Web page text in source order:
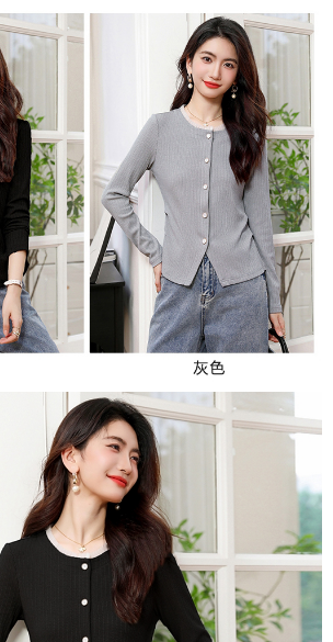
有限公司提供之「AFTEE先享後付」服務完成之交
圍內提供個人資料，並將交易相關給付款項請求債
限公司。
宜，請瀏覽以下網址：
先徵得法定代理人或監護人之同意方可使用
若未經同意申辦者引起之損失，本公司不負相關責
付」時，將依據個別帳號之用戶狀況，依本公司即
度；若仍有額度不足之情形，本公司將視審查結果
帳號或使用他人資訊註冊。若發現惡意使用之情形，
有權停止該用戶之使用額度並採取法律行動。
含以上)免運費
含以上)免運費
含以上)免運費
含以上)免運費
查看運費